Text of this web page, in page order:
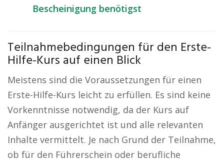
Bescheinigung benötigst
Teilnahmebedingungen für den Erste-
Hilfe-Kurs auf einen Blick
Meistens sind die Voraussetzungen für einen
Erste-Hilfe-Kurs leicht zu erfüllen. Es sind keine
Vorkenntnisse notwendig, da der Kurs auf
Anfänger ausgerichtet ist und alle relevanten
Inhalte vermittelt. Je nach Grund der Teilnahme,
ob für den Führerschein oder berufliche